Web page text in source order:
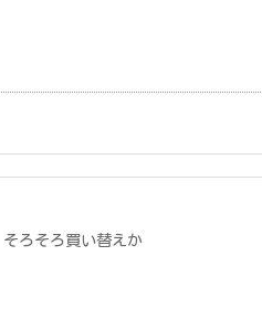
そろそろ買い替えか